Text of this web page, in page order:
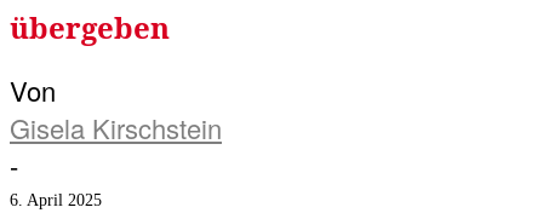
übergeben
Von
Gisela Kirschstein
-
6. April 2025